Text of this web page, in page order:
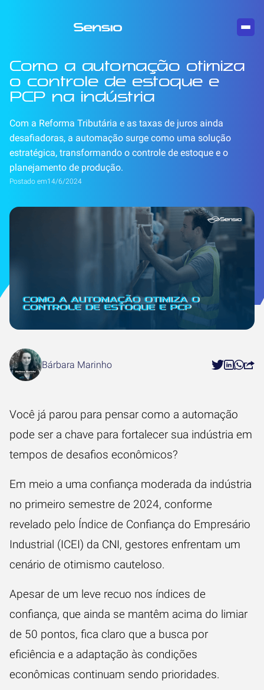
Como a automação otimiza
o controle de estoque e
PCP na indústria
Com a Reforma Tributária e as taxas de juros ainda
desafiadoras, a automação surge como uma solução
estratégica, transformando o controle de estoque e o
planejamento de produção.
Postado em14/6/2024
Bárbara Marinho
Você já parou para pensar como a automação
pode ser a chave para fortalecer sua indústria em
tempos de desafios econômicos?
Em meio a uma confiança moderada da indústria
no primeiro semestre de 2024, conforme
revelado pelo Índice de Confiança do Empresário
Industrial (ICEI) da CNI, gestores enfrentam um
cenário de otimismo cauteloso.
Apesar de um leve recuo nos índices de
confiança, que ainda se mantêm acima do limiar
de 50 pontos, fica claro que a busca por
eficiência e a adaptação às condições
econômicas continuam sendo prioridades.